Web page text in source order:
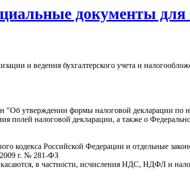
документы для
и ведения бухгалтерского учета и
утверждении формы налоговой декларации по
полей налоговой декларации, а также о
кодекса Российской Федерации и отдельные
г. № 281-ФЗ
в частности, исчисления НДС, НДФЛ и